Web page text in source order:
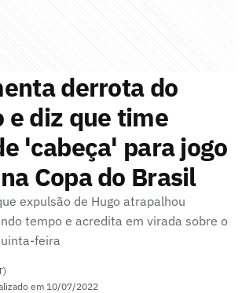
derrota do
e diz que time
'cabeça' para jogo
Copa do Brasil
expulsão de Hugo atrapalhou
tempo e acredita em virada sobre o
feira
em 10/07/2022